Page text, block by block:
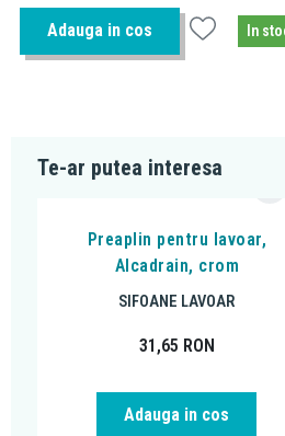
Adauga in cos In
Te-ar putea interesa
Preaplin pentru lavoar,
Alcadrain, crom
SIFOANE LAVOAR
31,65 RON
Adauga in cos